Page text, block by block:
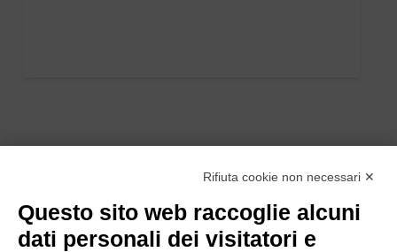
Rifiuta cookie non necessari ✕
Questo sito web raccoglie alcuni
dati personali dei visitatori e